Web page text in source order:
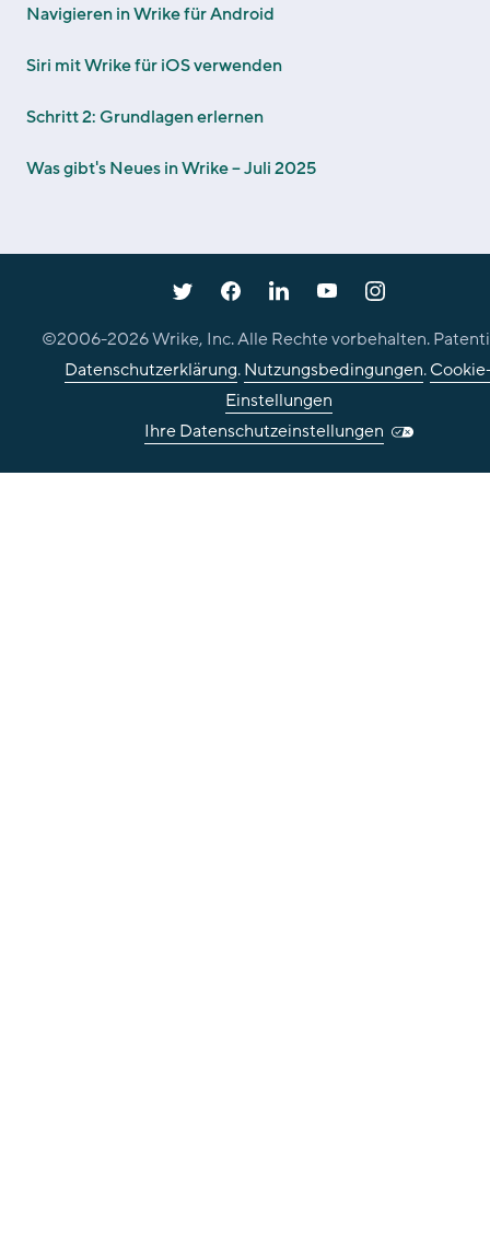
Navigieren in Wrike für Android
Siri mit Wrike für iOS verwenden
Schritt 2: Grundlagen erlernen
Was gibt's Neues in Wrike – Juli 2025
©2006-2026Wrike, Inc. Alle Rechte vorbehalten.
Datenschutzerklärung.Nutzungsbedingungen.
Einstellungen
Ihre Datenschutzeinstellungen